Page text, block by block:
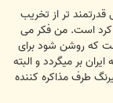
تر از تخریب
کرد است. من فکر می
که روشن شود برای
بر میگردد و البته
طرف مذاکره کننده